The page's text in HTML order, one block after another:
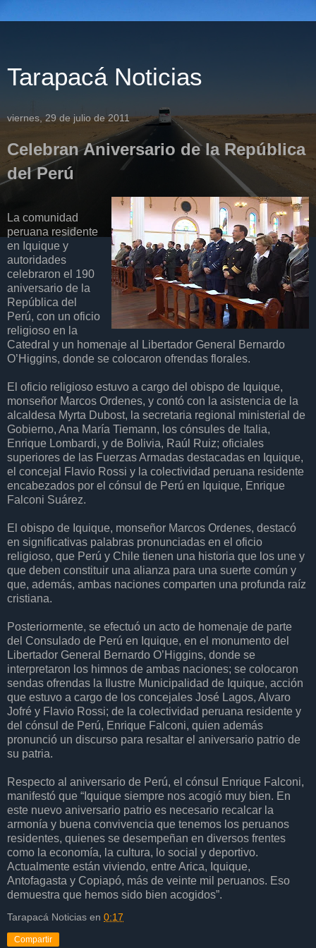
Tarapacá Noticias
viernes, 29 de julio de 2011
Celebran Aniversario de la República
del Perú
La comunidad
peruana residente
en Iquique y
autoridades
celebraron el 190
aniversario de la
República del
Perú, con un oficio
religioso en la
Catedral y un homenaje al Libertador General Bernardo
O’Higgins, donde se colocaron ofrendas florales.
El oficio religioso estuvo a cargo del obispo de Iquique,
monseñor Marcos Ordenes, y contó con la asistencia de la
alcaldesa Myrta Dubost, la secretaria regional ministerial de
Gobierno, Ana María Tiemann, los cónsules de Italia,
Enrique Lombardi, y de Bolivia, Raúl Ruiz; oficiales
superiores de las Fuerzas Armadas destacadas en Iquique,
el concejal Flavio Rossi y la colectividad peruana residente
encabezados por el cónsul de Perú en Iquique, Enrique
Falconi Suárez.
El obispo de Iquique, monseñor Marcos Ordenes, destacó
en significativas palabras pronunciadas en el oficio
religioso, que Perú y Chile tienen una historia que los une y
que deben constituir una alianza para una suerte común y
que, además, ambas naciones comparten una profunda raíz
cristiana.
Posteriormente, se efectuó un acto de homenaje de parte
del Consulado de Perú en Iquique, en el monumento del
Libertador General Bernardo O’Higgins, donde se
interpretaron los himnos de ambas naciones; se colocaron
sendas ofrendas la Ilustre Municipalidad de Iquique, acción
que estuvo a cargo de los concejales José Lagos, Alvaro
Jofré y Flavio Rossi; de la colectividad peruana residente y
del cónsul de Perú, Enrique Falconi, quien además
pronunció un discurso para resaltar el aniversario patrio de
su patria.
Respecto al aniversario de Perú, el cónsul Enrique Falconi,
manifestó que “Iquique siempre nos acogió muy bien. En
este nuevo aniversario patrio es necesario recalcar la
armonía y buena convivencia que tenemos los peruanos
residentes, quienes se desempeñan en diversos frentes
como la economía, la cultura, lo social y deportivo.
Actualmente están viviendo, entre Arica, Iquique,
Antofagasta y Copiapó, más de veinte mil peruanos. Eso
demuestra que hemos sido bien acogidos”.
Tarapacá Noticias en 0:17
Compartir